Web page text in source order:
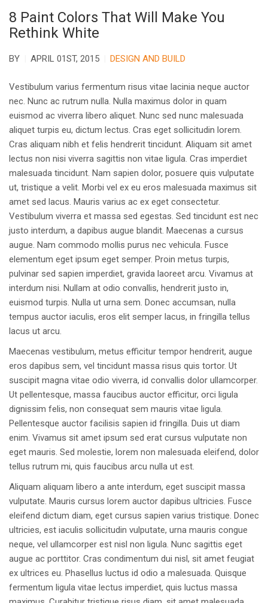
8 Paint Colors That Will Make You
Rethink White
BY APRIL 01ST, 2015 DESIGN AND BUILD
Vestibulum varius fermentum risus vitae lacinia neque auctor
nec. Nunc ac rutrum nulla. Nulla maximus dolor in quam
euismod ac viverra libero aliquet. Nunc sed nunc malesuada
aliquet turpis eu, dictum lectus. Cras eget sollicitudin lorem.
Cras aliquam nibh et felis hendrerit tincidunt. Aliquam sit amet
lectus non nisi viverra sagittis non vitae ligula. Cras imperdiet
malesuada tincidunt. Nam sapien dolor, posuere quis vulputate
ut, tristique a velit. Morbi vel ex eu eros malesuada maximus sit
amet sed lacus. Mauris varius ac ex eget consectetur.
Vestibulum viverra et massa sed egestas. Sed tincidunt est nec
justo interdum, a dapibus augue blandit. Maecenas a cursus
augue. Nam commodo mollis purus nec vehicula. Fusce
elementum eget ipsum eget semper. Proin metus turpis,
pulvinar sed sapien imperdiet, gravida laoreet arcu. Vivamus at
interdum nisi. Nullam at odio convallis, hendrerit justo in,
euismod turpis. Nulla ut urna sem. Donec accumsan, nulla
tempus auctor iaculis, eros elit semper lacus, in fringilla tellus
lacus ut arcu.
Maecenas vestibulum, metus efficitur tempor hendrerit, augue
eros dapibus sem, vel tincidunt massa risus quis tortor. Ut
suscipit magna vitae odio viverra, id convallis dolor ullamcorper.
Ut pellentesque, massa faucibus auctor efficitur, orci ligula
dignissim felis, non consequat sem mauris vitae ligula.
Pellentesque auctor facilisis sapien id fringilla. Duis ut diam
enim. Vivamus sit amet ipsum sed erat cursus vulputate non
eget mauris. Sed molestie, lorem non malesuada eleifend, dolor
tellus rutrum mi, quis faucibus arcu nulla ut est.
Aliquam aliquam libero a ante interdum, eget suscipit massa
vulputate. Mauris cursus lorem auctor dapibus ultricies. Fusce
eleifend dictum diam, eget cursus sapien varius tristique. Donec
ultricies, est iaculis sollicitudin vulputate, urna mauris congue
neque, vel ullamcorper est nisl non ligula. Nunc sagittis eget
augue ac porttitor. Cras condimentum dui nisl, sit amet feugiat
ex ultrices eu. Phasellus luctus id odio a malesuada. Quisque
fermentum ligula vitae lectus imperdiet, quis luctus massa